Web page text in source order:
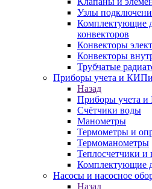
Узлы
Комплектующие
конвекторов
Конвекторы
Конвекторы
Трубчатые
Приборы учета и
Назад
Приборы учета
Счётчики воды
Манометры
Термометры и
Термоманометры
Теплосчетчики
Комплектующие
Насосы и насосное
Назад